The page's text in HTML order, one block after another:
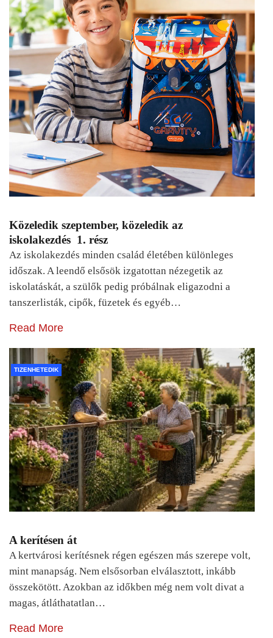
Közeledik szeptember, közeledik az
iskolakezdés 1. rész
Az iskolakezdés minden család életében különleges
időszak. A leendő elsősök izgatottan nézegetik az
iskolatáskát, a szülők pedig próbálnak eligazodni a
tanszerlisták, cipők, füzetek és egyéb…
Read More
TIZENHETEDIK
A kerítésen át
A kertvárosi kerítésnek régen egészen más szerepe volt,
mint manapság. Nem elsősorban elválasztott, inkább
összekötött. Azokban az időkben még nem volt divat a
magas, átláthatatlan…
Read More